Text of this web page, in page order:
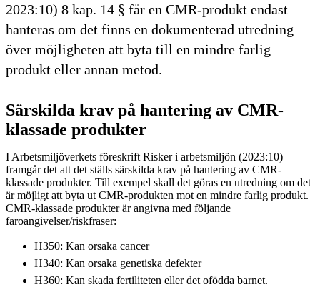
2023:10) 8 kap. 14 § får en CMR-produkt endast
hanteras om det finns en dokumenterad utredning
över möjligheten att byta till en mindre farlig
produkt eller annan metod.
Särskilda krav på hantering av CMR-
klassade produkter
I Arbetsmiljöverkets föreskrift Risker i arbetsmiljön (2023:10)
framgår det att det ställs särskilda krav på hantering av CMR-
klassade produkter. Till exempel skall det göras en utredning om det
är möjligt att byta ut CMR-produkten mot en mindre farlig produkt.
CMR-klassade produkter är angivna med följande
faroangivelser/riskfraser:
H350: Kan orsaka cancer
H340: Kan orsaka genetiska defekter
H360: Kan skada fertiliteten eller det ofödda barnet.